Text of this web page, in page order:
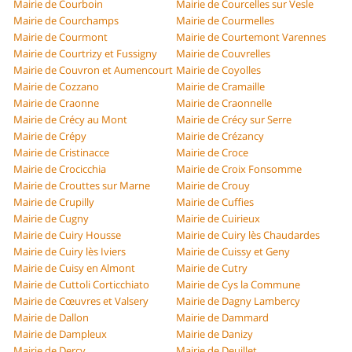
Mairie de Courboin
Mairie de Courcelles sur Vesle
Mairie de Courchamps
Mairie de Courmelles
Mairie de Courmont
Mairie de Courtemont Varennes
Mairie de Courtrizy et Fussigny
Mairie de Couvrelles
Mairie de Couvron et Aumencourt Mairie de Coyolles
Mairie de Cozzano
Mairie de Cramaille
Mairie de Craonne
Mairie de Craonnelle
Mairie de Crécy au Mont
Mairie de Crécy sur Serre
Mairie de Crépy
Mairie de Crézancy
Mairie de Cristinacce
Mairie de Croce
Mairie de Crocicchia
Mairie de Croix Fonsomme
Mairie de Crouttes sur Marne
Mairie de Crouy
Mairie de Crupilly
Mairie de Cuffies
Mairie de Cugny
Mairie de Cuirieux
Mairie de Cuiry Housse
Mairie de Cuiry lès Chaudardes
Mairie de Cuiry lès Iviers
Mairie de Cuissy et Geny
Mairie de Cuisy en Almont
Mairie de Cutry
Mairie de Cuttoli Corticchiato
Mairie de Cys la Commune
Mairie de Cœuvres et Valsery
Mairie de Dagny Lambercy
Mairie de Dallon
Mairie de Dammard
Mairie de Dampleux
Mairie de Danizy